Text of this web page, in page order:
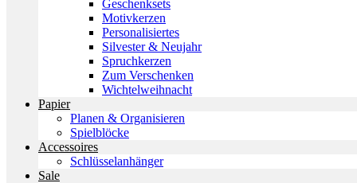
Geschenksets
Motivkerzen
Personalisiertes
Silvester & Neujahr
Spruchkerzen
Zum Verschenken
Wichtelweihnacht
Papier
Planen & Organisieren
Spielblöcke
Accessoires
Schlüsselanhänger
Sale